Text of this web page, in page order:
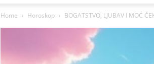
Home Horoskop BOGATSTVO, LJUBAV I MOĆ